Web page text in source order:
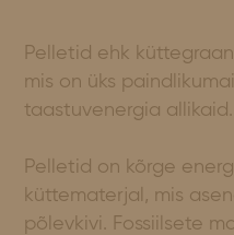
Pelletid ehk
mis on üks
taastuvenergia allikaid.
Pelletid on kõrge
küttematerjal, mis
põlevkivi. Fossiilsete